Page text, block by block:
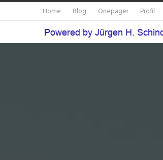
Home Blog Onepager Profil